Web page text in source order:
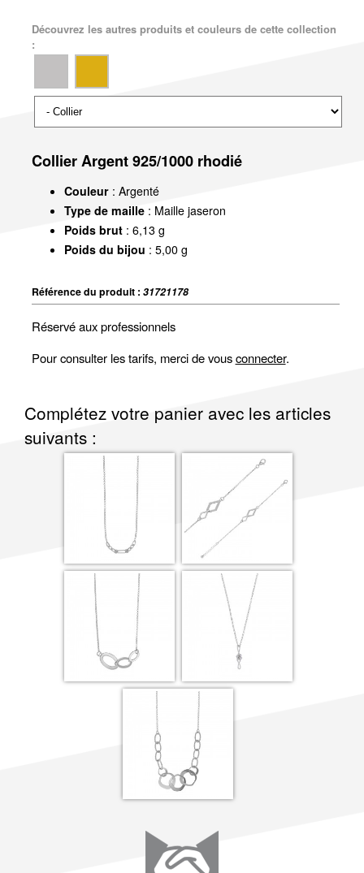
Découvrez les autres produits et couleurs de cette collection
:
Collier Argent 925/1000 rhodié
Couleur: Argenté
Type de maille: Maille jaseron
Poids brut: 6,13 g
Poids du bijou : 5,00 g
Référence du produit : 31721178
Réservé aux professionnels
Pour consulter les tarifs, merci de vousconnecter.
Complétez votre panier avec les articles
suivants :